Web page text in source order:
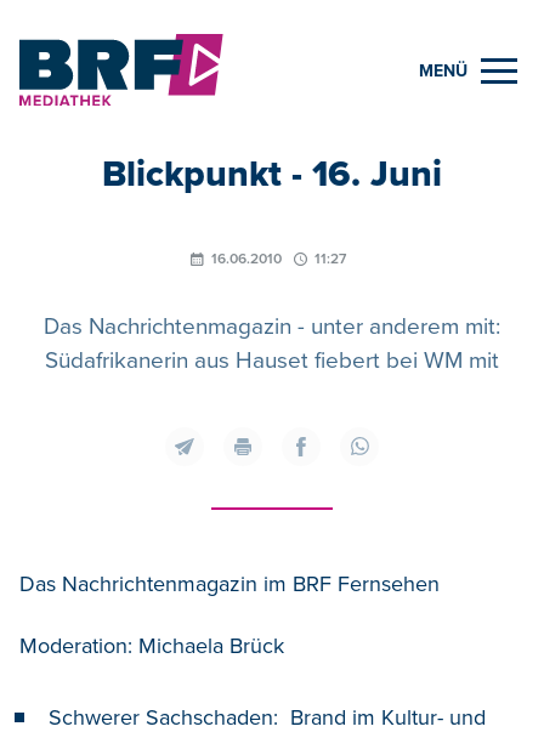
MENÜ
Blickpunkt - 16. Juni
16.06.2010 11:27
Das Nachrichtenmagazin - unter anderem mit:
Südafrikanerin aus Hauset fiebert bei WM mit
Das Nachrichtenmagazin im BRF Fernsehen
Moderation: Michaela Brück
Schwerer Sachschaden: Brand im Kultur- und